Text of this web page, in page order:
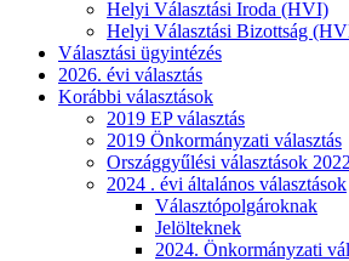
Helyi Választási Iroda (HVI)
Helyi Választási Bizottság
Választási ügyintézés
2026. évi választás
Korábbi választások
2019 EP választás
2019 Önkormányzati választás
Országgyűlési választások
2024 . évi általános választások
Választópolgároknak
Jelölteknek
2024. Önkormányzati